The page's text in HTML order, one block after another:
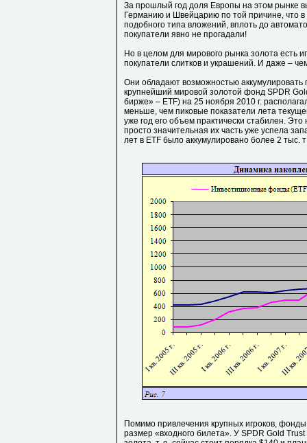
За прошлый год доля Европы на этом рынке
Германию и Швейцарию по той причине, что
подобного типа вложений, вплоть до
покупатели явно не прогадали!
Но в целом для мирового рынка золота есть
покупатели слитков и украшений. И даже –
Они обладают возможностью
крупнейший мировой золотой фонд SPDR
бирже» – ETF) на 25 ноября 2010 г.
меньше, чем пиковые показатели лета
уже год его объем практически стабилен. Это
просто значительная их часть уже успела
лет в ETF было аккумулировано более 2 тыс.
Помимо привлечения крупных игроков,
размер «входного билета». У SPDR Gold